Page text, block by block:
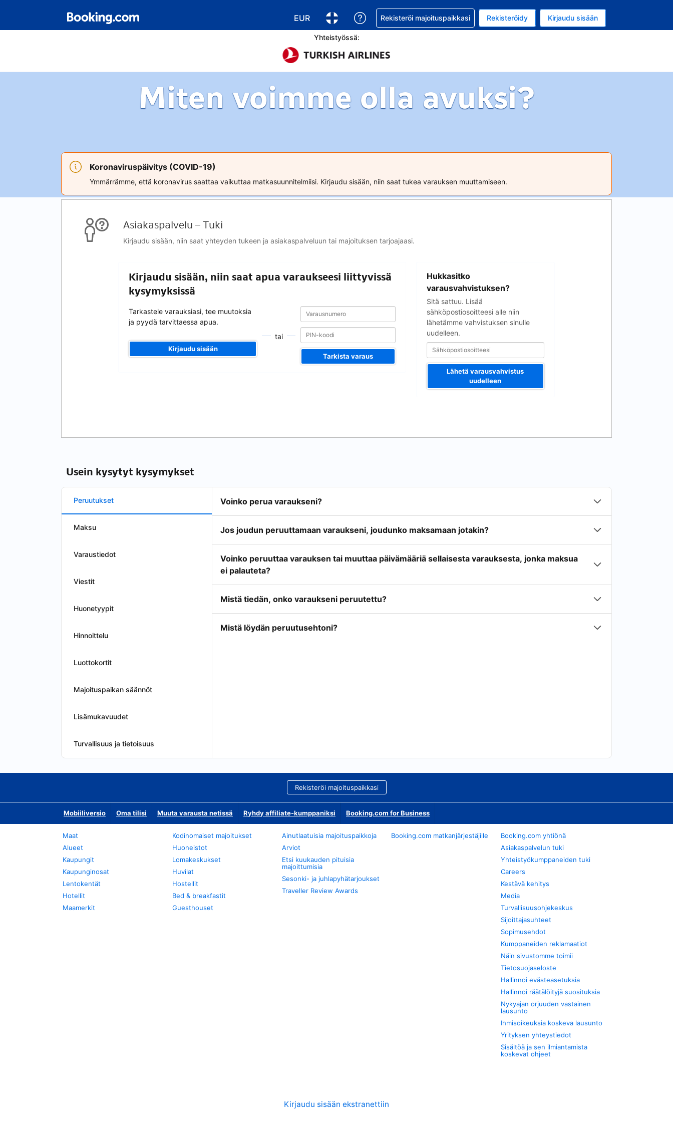
EUR
Valitse valuutta. Tämänhetkinen valuutta on EUR
Valitse kieli. Tämänhetkinen kieli on Suomi
Pyydä apua varauksesi kanssa
Rekisteröi majoituspaikkasi Rekisteröidy Kirjaudu sisään
Yhteistyössä:
Miten voimme olla avuksi?
Koronaviruspäivitys (COVID-19)
Ymmärrämme, että koronavirus saattaa vaikuttaa matkasuunnitelmiisi. Kirjaudu sisään, niin saat tukea varauksen muuttamiseen.
Asiakaspalvelu – Tuki
Kirjaudu sisään, niin saat yhteyden tukeen ja asiakaspalveluun tai majoituksen tarjoajaasi.
Kirjaudu sisään, niin saat apua varaukseesi liittyvissä
kysymyksissä
Tarkastele varauksiasi, tee muutoksia
ja pyydä tarvittaessa apua.
Kirjaudu sisään
tai
Varausnumero
Varausnumero
Tarkista varaus
Hukkasitko
varausvahvistuksen?
Sitä sattuu. Lisää
sähköpostiosoitteesi alle niin
lähetämme vahvistuksen sinulle
uudelleen.
Lähetä varausvahvistus
uudelleen
Usein kysytyt kysymykset
Peruutukset
Maksu
Varaustiedot
Viestit
Huonetyypit
Hinnoittelu
Luottokortit
Majoituspaikan säännöt
Lisämukavuudet
Turvallisuus ja tietoisuus
Voinko perua varaukseni?
Jos joudun peruuttamaan varaukseni, joudunko maksamaan jotakin?
Voinko peruuttaa varauksen tai muuttaa päivämääriä sellaisesta varauksesta, jonka maksua
ei palauteta?
Mistä tiedän, onko varaukseni peruutettu?
Mistä löydän peruutusehtoni?
Rekisteröi majoituspaikkasi
Mobiiliversio Oma tilisi Muuta varausta netissä Ryhdy affiliate-kumppaniksi Booking.com for Business
Maat
Alueet
Kaupungit
Kaupunginosat
Lentokentät
Hotellit
Maamerkit
Kodinomaiset majoitukset
Huoneistot
Lomakeskukset
Huvilat
Hostellit
Bed & breakfastit
Guesthouset
Ainutlaatuisia majoituspaikkoja
Arviot
Etsi kuukauden pituisia
majoittumisia
Sesonki- ja juhlapyhätarjoukset
Traveller Review Awards
Booking.com matkanjärjestäjille
Booking.com yhtiönä
Asiakaspalvelun tuki
Yhteistyökumppaneiden tuki
Careers
Kestävä kehitys
Media
Turvallisuusohjekeskus
Sijoittajasuhteet
Sopimusehdot
Kumppaneiden reklamaatiot
Näin sivustomme toimii
Tietosuojaseloste
Hallinnoi evästeasetuksia
Hallinnoi räätälöityjä suosituksia
Nykyajan orjuuden vastainen
lausunto
Ihmisoikeuksia koskeva lausunto
Yrityksen yhteystiedot
Sisältöä ja sen ilmiantamista
koskevat ohjeet
Kirjaudu sisään ekstranettiin